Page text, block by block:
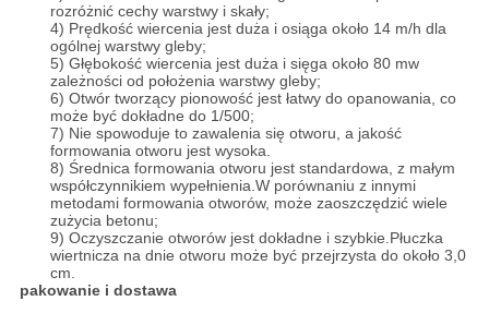
rozróżnić cechy warstwy i skały;
4) Prędkość wiercenia jest duża i osiąga około 14 m/h dla
ogólnej warstwy gleby;
5) Głębokość wiercenia jest duża i sięga około 80 mw
zależności od położenia warstwy gleby;
6) Otwór tworzący pionowość jest łatwy do opanowania, co
może być dokładne do 1/500;
7) Nie spowoduje to zawalenia się otworu, a jakość
formowania otworu jest wysoka.
8) Średnica formowania otworu jest standardowa, z małym
współczynnikiem wypełnienia.W porównaniu z innymi
metodami formowania otworów, może zaoszczędzić wiele
zużycia betonu;
9) Oczyszczanie otworów jest dokładne i szybkie.Płuczka
wiertnicza na dnie otworu może być przejrzysta do około 3,0
cm.
pakowanie i dostawa